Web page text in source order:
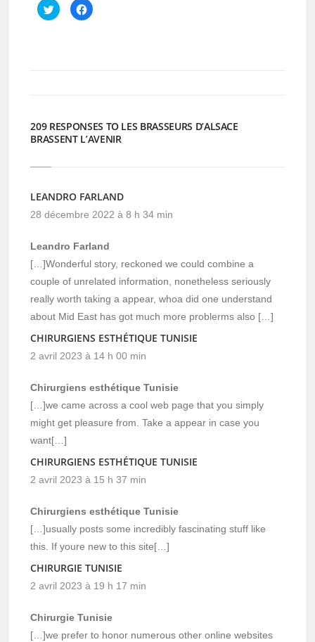
Cliquez
pour
partager
Cliquez
pour
209 RESPONSES TO LES BRASSEURS D’ALSACE
BRASSENT L’AVENIR
LEANDRO FARLAND
28 décembre 2022 à 8 h 34 min
Leandro Farland
[…]Wonderful story, reckoned we could combine a
couple of unrelated information, nonetheless seriously
really worth taking a appear, whoa did one understand
about Mid East has got much more problerms also […]
CHIRURGIENS ESTHÉTIQUE TUNISIE
2 avril 2023 à 14 h 00 min
Chirurgiens esthétique Tunisie
[…]we came across a cool web page that you simply
might get pleasure from. Take a appear in case you
want[…]
CHIRURGIENS ESTHÉTIQUE TUNISIE
2 avril 2023 à 15 h 37 min
Chirurgiens esthétique Tunisie
[…]usually posts some incredibly fascinating stuff like
this. If youre new to this site[…]
CHIRURGIE TUNISIE
2 avril 2023 à 19 h 17 min
Chirurgie Tunisie
[…]we prefer to honor numerous other online websites